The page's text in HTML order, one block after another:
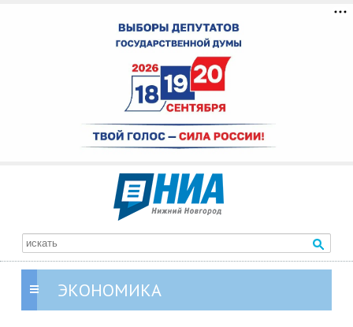
ЭКОНОМИКА